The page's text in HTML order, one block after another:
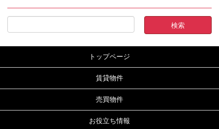
トップページ
賃貸物件
売買物件
お役立ち情報